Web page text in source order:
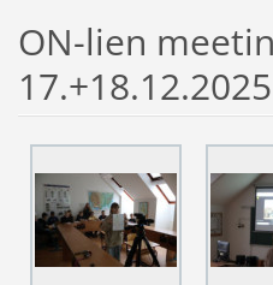
ON-lien
17.+18.12.2025